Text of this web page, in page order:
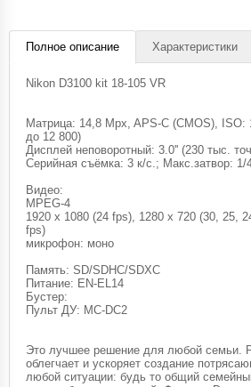
Полное описание Характеристики
Nikon D3100 kit 18-105 VR
Матрица: 14,8 Mpx, APS-C (CMOS), ISO:
до 12 800)
Дисплей неповоротный: 3.0'' (230 тыс.
Серийная съёмка: 3 к/с.; Макс.затвор: 1/
Видео:
MPEG-4
1920 x 1080 (24 fps), 1280 x 720 (30, 25,
fps)
микрофон: моно
Память: SD/SDHC/SDXC
Питание: EN-EL14
Бустер:
Пульт ДУ: MC-DC2
Это лучшее решение для любой семьи.
облегчает и ускоряет создание
любой ситуации: будь то общий